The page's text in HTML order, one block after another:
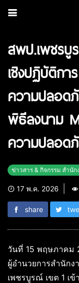
สพป.เพชรบู
เชิงปฏิบัติกา
ความปลอด
พิธีลงนาม
ความปลอด
ข่าวสาร & กิจกรรม สำนั
17 พ.ค. 2026
share
วันที่ 15 พฤษภาคม
ผู้อำนวยการสำนัก
เพชรบูรณ์ เขต 1 เ